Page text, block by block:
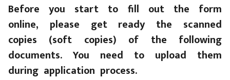
Before you start to fill out the form
online, please get ready the scanned
copies (soft copies) of the following
documents. You need to upload them
during application process.